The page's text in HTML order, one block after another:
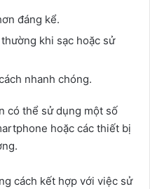
đáng kể.
khi sạc hoặc sử
nhanh chóng.
có thể sử dụng một số
hoặc các thiết bị
cách kết hợp với việc sử